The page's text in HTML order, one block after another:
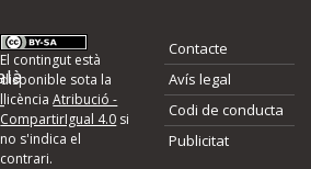
nos millores o
voleu proposar alguna millora, ompliu els
proposeu o l'error del qual voleu informar-
El contingut està
disponible sota la
llicènciaAtribució -
CompartirIgual 4.0 si
no s'indica el
contrari.
Contacte
Avís legal
Codi de conducta
Publicitat